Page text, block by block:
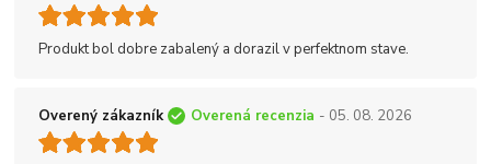
Produkt bol dobre zabalený a dorazil v perfektnom stave.
Overený zákazník Overená recenzia - 05. 08. 2026